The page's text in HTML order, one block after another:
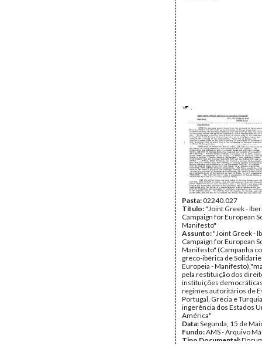
Pasta:02240.027
Título:"Joint Greek -
Campaign for European
Manifesto"
Assunto:"Joint Greek -
Campaign for European
Manifesto" (Campanha
greco-ibérica de
Europeia -
pela restituição dos
instituições
regimes autoritários de
Portugal, Grécia e
ingerência dos Estados
América"
Data:Segunda, 15 de
Fundo:AMS - Arquivo
Tipo Documental: